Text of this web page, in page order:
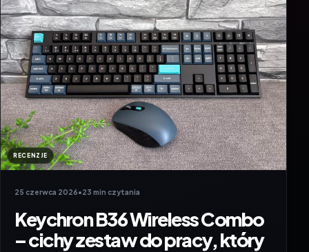
RECENZJE
25 czerwca 2026•23 min czytania
Keychron B36 Wireless Combo
– cichy zestaw do pracy, który